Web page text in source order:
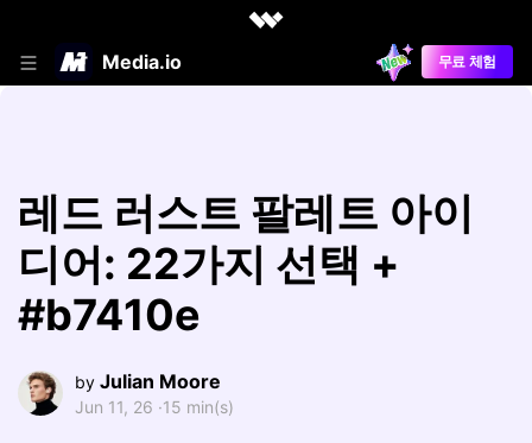
Media.io 무료 체험
레드 러스트 팔레트 아이
디어: 22가지 선택 +
#b7410e
by Julian Moore
Jun 11, 26 ·15 min(s)